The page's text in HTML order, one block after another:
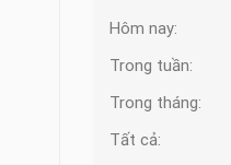
Hôm nay:
Trong tuần:
Trong tháng:
Tất cả: